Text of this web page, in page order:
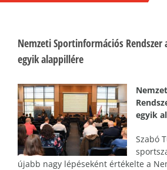
Nemzeti Sportinformációs Rendszer
egyik alappillére
egyik
Szabó
újabb nagy lépéseként értékelte a